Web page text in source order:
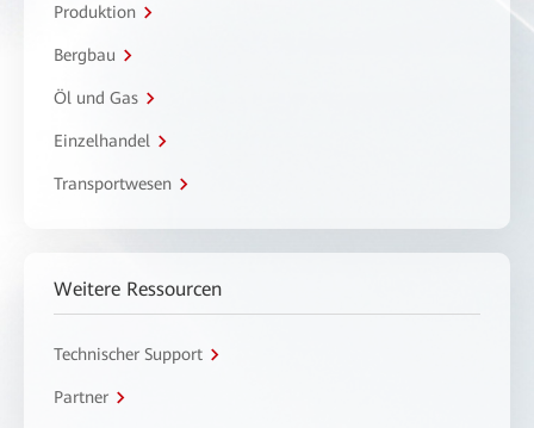
Produktion
Bergbau
Öl und Gas
Einzelhandel
Transportwesen
Weitere Ressourcen
Technischer Support
Partner